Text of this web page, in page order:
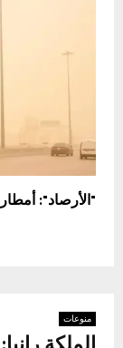
"الأرصاد":
منوعات